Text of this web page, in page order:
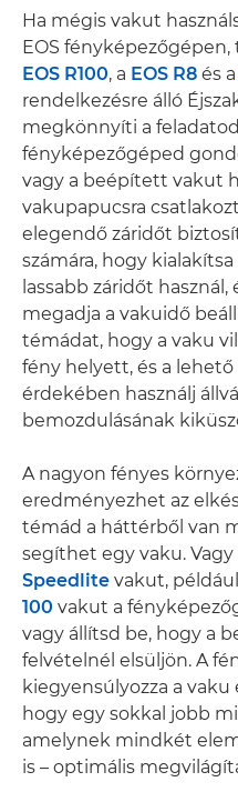
Ha mégis vakut
EOS
EOS R100, a EOS R8 és a
rendelkezésre álló
megkönnyíti a
fényképezőgéped
vagy a beépített vakut
vakupapucsra
elegendő záridőt
számára, hogy
lassabb záridőt
megadja a vakuidő
témádat, hogy a vaku
fény helyett, és a
érdekében használj
bemozdulásának
A nagyon fényes
eredményezhet az
témád a háttérből van
segíthet egy vaku.
Speedlite vakut,
100 vakut a
vagy állítsd be, hogy a
felvételnél elsüljön. A
kiegyensúlyozza a vaku
hogy egy sokkal jobb
amelynek mindkét
is – optimális